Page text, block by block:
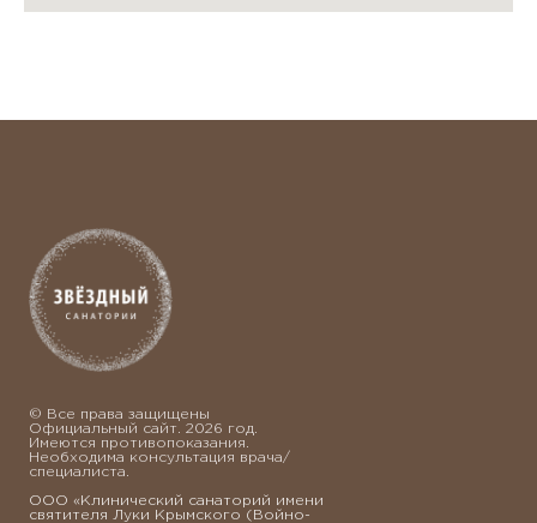
© Все права защищены
Официальный сайт. 2026 год.
Имеются противопоказания.
Необходима консультация врача/
специалиста.
ООО «Клинический санаторий имени
святителя Луки Крымского (Войно-